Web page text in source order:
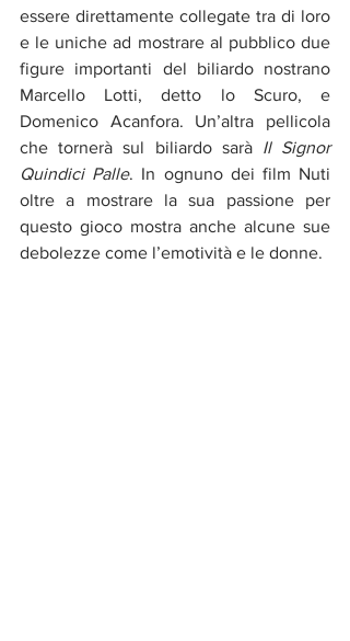
essere direttamente collegate tra di loro
e le uniche ad mostrare al pubblico due
figure importanti del biliardo nostrano
Marcello Lotti, detto lo Scuro, e
Domenico Acanfora. Un’altra pellicola
che tornerà sul biliardo sarà Il Signor
Quindici Palle. In ognuno dei film Nuti
oltre a mostrare la sua passione per
questo gioco mostra anche alcune sue
debolezze come l’emotività e le donne.